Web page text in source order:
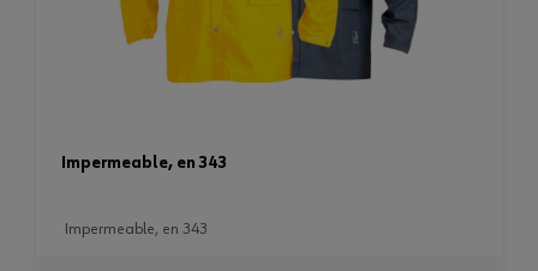
impermeable, en 343
impermeable, en 343